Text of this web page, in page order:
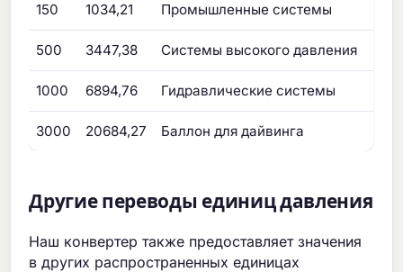
150 1034,21 Промышленные системы
500 3447,38 Системы высокого давления
1000 6894,76 Гидравлические системы
3000 20684,27 Баллон для дайвинга
Другие переводы единиц давления
Наш конвертер также предоставляет значения
в других распространенных единицах